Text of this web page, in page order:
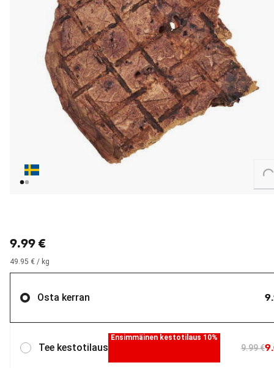
Loading...
9.99 €
49.95 € / kg
Osta kerran
Tee kestotilaus
Ensimmäinen kestotilaus 10%
9.99 €